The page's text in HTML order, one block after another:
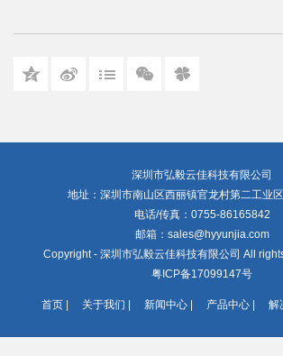
深圳市弘毅云佳科技有限公司
地址：深圳市南山区西丽镇官龙村第二工业
电话/传真：0755-86165842
邮箱：sales@hyyunjia.com
Copyright - 深圳市弘毅云佳科技有限公司 All
粤ICP备17099147号
首页| 关于我们 | 新闻中心| 产品中心| 解